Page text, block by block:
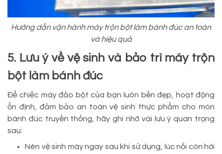
Hướng dẫn vận hành máy trộn bột làm bánh đúc an toàn
và hiệu quả
5. Lưu ý về vệ sinh và bảo trì máy trộn
bột làm bánh đúc
Để chiếc máy đảo bột của bạn luôn bền đẹp, hoạt động
ổn định, đảm bảo an toàn vệ sinh thực phẩm cho món
bánh đúc truyền thống, hãy ghi nhớ vài lưu ý quan trọng
sau:
Nên vệ sinh máy ngay sau khi sử dụng, lúc nồi còn hơi